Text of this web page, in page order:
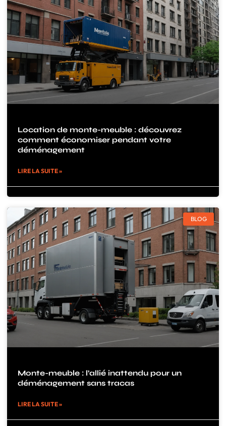
Location de monte-meuble : découvrez
comment économiser pendant votre
déménagement
LIRE LA SUITE »
BLOG
Monte-meuble : l’allié inattendu pour un
déménagement sans tracas
LIRE LA SUITE »